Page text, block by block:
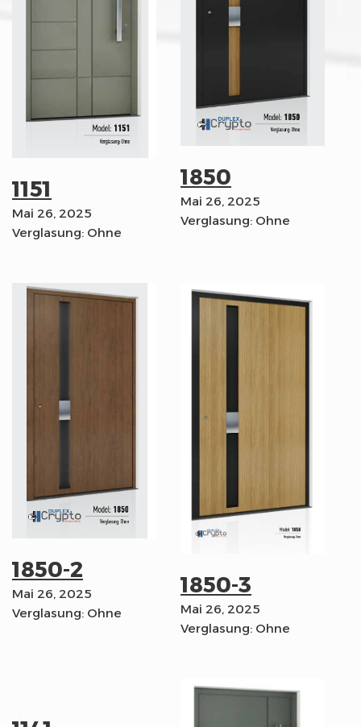
1151
Mai 26, 2025
Verglasung: Ohne
1850
Mai 26, 2025
Verglasung: Ohne
1850-2
Mai 26, 2025
Verglasung: Ohne
1850-3
Mai 26, 2025
Verglasung: Ohne